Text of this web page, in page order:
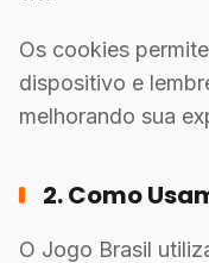
Os cookies
dispositivo e
melhorando sua
2. Como
O Jogo Brasil